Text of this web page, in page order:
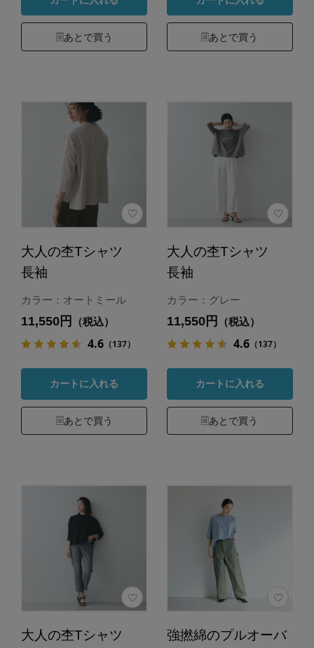
あとで買う あとで買う
大人の杢Tシャツ
長袖
カラー：オートミール
11,550円 （税込）
4.6（137）
カートに入れる
あとで買う
大人の杢Tシャツ
長袖
カラー：グレー
11,550円 （税込）
4.6（137）
カートに入れる
あとで買う
大人の杢Tシャツ
強撚綿のプルオーバ